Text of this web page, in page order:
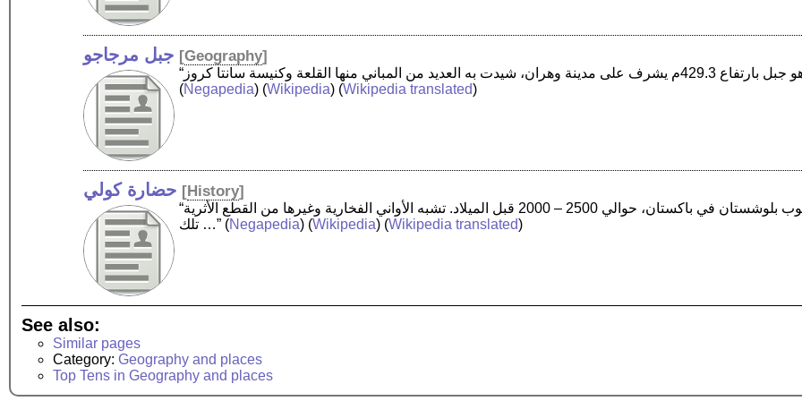
جبل مرجاجو [Geography]
(Negapedia) (Wikipedia) (Wikipedia translated)
حضارة كولي [History]
“حضارة كولي هي حضارة ما قبل التاريخ في جنوب بلوشستان في باكستان، حوالي 2500 – 2000 قبل الميلاد. تشبه الأواني الفخارية وغيرها من القطع الأثرية
تلك …” (Negapedia) (Wikipedia) (Wikipedia translated)
See also:
Similar pages
Category: Geography and places
Top Tens in Geography and places